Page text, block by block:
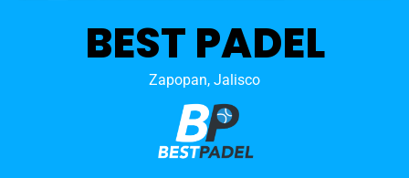
BEST PADEL
Zapopan, Jalisco